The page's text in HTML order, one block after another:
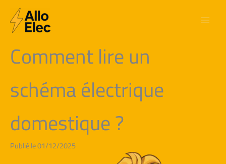
contenu
Comment lire un
schéma électrique
domestique ?
Publié le 01/12/2025